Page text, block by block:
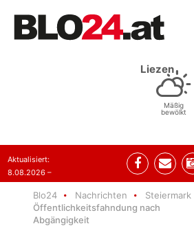
Liezen
Mäßig
bewölkt
Aktualisiert:
8.08.2026 –
Blo24 Nachrichten
Steiermark
Öffentlichkeitsfahndung nach
Abgängigkeit